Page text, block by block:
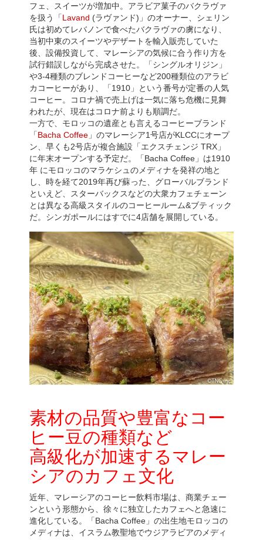
フェ、スイーツが増加中。アラビア菓子のバクラヴァ
を扱う「Lavand (ラヴァンド)」のオーナー、シェリン
氏は初めてレバノンで食べたバクラヴァの虜になり、
当初中東のスイーツやデザートを輸入販売していた
後、設備投資して、マレーシアの気候に合う作り方を
試行錯誤しながら完成させた。「シングルオリジン」
や3-4種類のブレンドコーヒーなど200種類位のアラビ
カコーヒーがあり、「1910」という番号が定番の人気
コーヒー。コロナ禍で売上げは一気に落ち危機に見舞
われたが、現在はコロナ前よりも順調だ。
一方で、モロッコの遺産とも言えるコーヒーブランド
「Bacha Coffee 」のマレーシア1号店がKLCCにオープ
ン、早くも2号店が複合施設「エクスチェンジ TRX」
に年末オープンする予定だ。「Bacha Coffee」は1910
年 にモロッコのマラケシュのメディナを発祥の地と
し、時を経て2019年再び蘇った、グローバルブランド
といえど、スターバックスなどの大衆カフェチェーン
とは異なる高級スタイルのコーヒールーム&ブティック
だ。シンガポールにはすでに4店舗を展開している。
素材の品質や豊富なコー
ヒー豆の種類など
高級化が加速するマレー
シアのカフェ文化
近年、マレーシアのコーヒー飲料市場は、商業チェー
ンという形態から、徐々に独立したカフェへと急速に
進化している。「Bacha Coffee」の出生地モロッコの
メディナは、イスラム教聖地でウジアラビアのメディ